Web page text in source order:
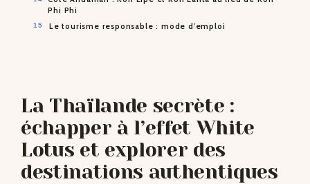
Phi Phi
Le tourisme responsable : mode d’emploi
La Thaïlande secrète :
échapper à l’effet White
Lotus et explorer des
destinations authentiques